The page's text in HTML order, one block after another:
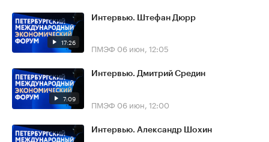
17:26
Интервью. Штефан Дюрр
ПМЭФ 06 июн, 12:05
7:09
Интервью. Дмитрий Средин
ПМЭФ 06 июн, 12:00
Интервью. Александр Шохин